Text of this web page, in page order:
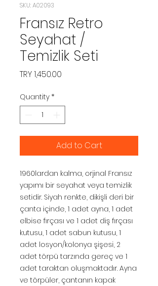
SKU: A02093
Fransız Retro
Seyahat /
Temizlik Seti
TRY 1,450.00
Quantity *
Add to Cart
1960lardan kalma, orjinal Fransız
yapımı bir seyahat veya temizlik
setidir. Siyah renkte, dikişli deri bir
çanta içinde, 1 adet ayna, 1 adet
elbise fırçası ve 1 adet diş fırçası
kutusu, 1 adet sabun kutusu, 1
adet losyon/kolonya şişesi, 2
adet törpü tarzında gereç ve 1
adet taraktan oluşmaktadır. Ayna
ve törpüler, çantanın kapak